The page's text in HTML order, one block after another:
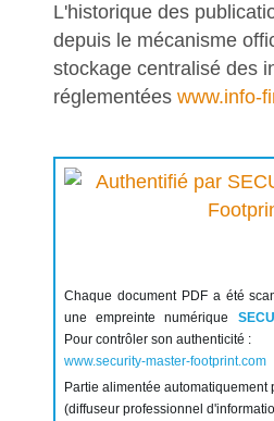
L'historique des
depuis le mécanisme
stockage centralisé des
réglementées www.info-
Chaque document PDF a été
une empreinte numérique
Pour contrôler son authenticité :
www.security-master-footprint.com
Partie alimentée automatiquement
(diffuseur professionnel